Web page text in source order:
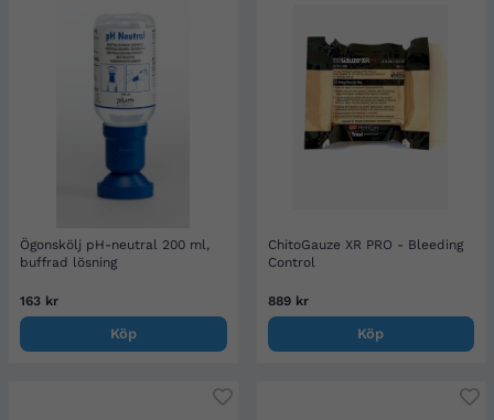
Ögonskölj pH-neutral 200 ml,
buffrad lösning
163 kr
Köp
ChitoGauze XR PRO - Bleeding
Control
889 kr
Köp